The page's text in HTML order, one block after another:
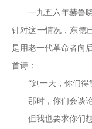
一九五六年赫鲁
针对这一情况，东德
是用老一代革命者向
首诗：
“到一天，你们得
那时，你们会谈
但我也要求你们